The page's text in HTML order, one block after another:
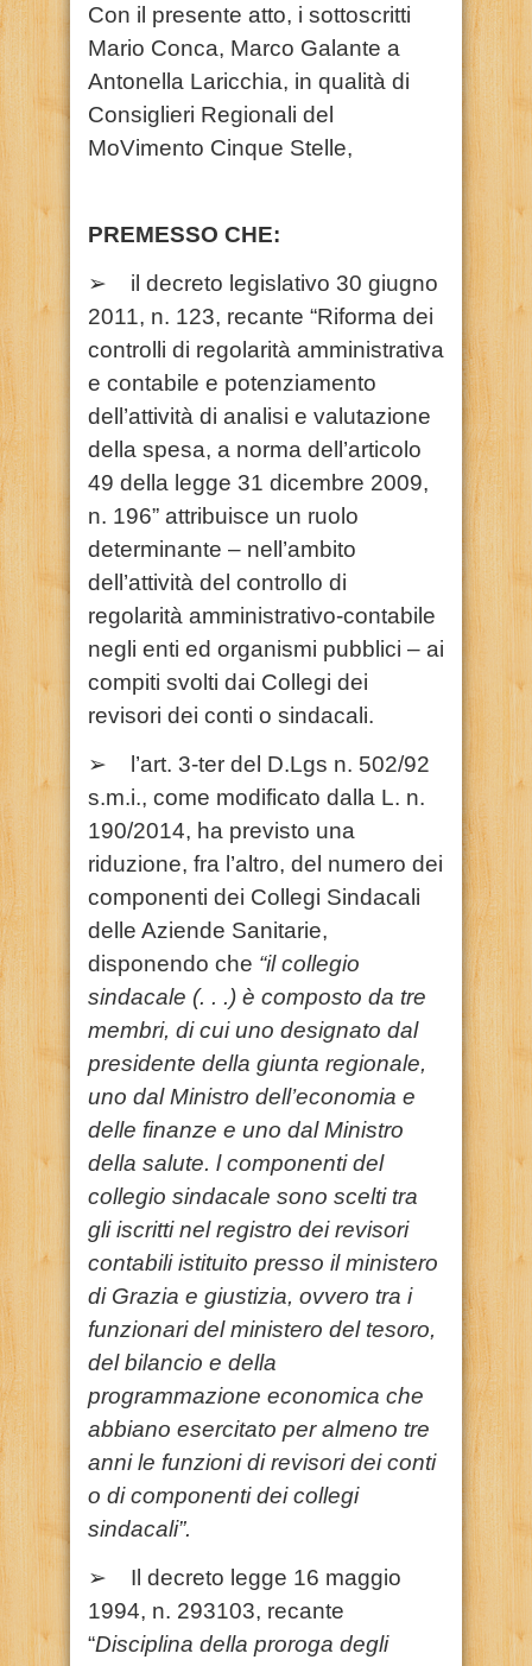
Con il presente atto, i sottoscritti
Mario Conca, Marco Galante a
Antonella Laricchia, in qualità di
Consiglieri Regionali del
MoVimento Cinque Stelle,
PREMESSO CHE:
➢ il decreto legislativo 30 giugno
2011, n. 123, recante “Riforma dei
controlli di regolarità amministrativa
e contabile e potenziamento
dell’attività di analisi e valutazione
della spesa, a norma dell’articolo
49 della legge 31 dicembre 2009,
n. 196” attribuisce un ruolo
determinante – nell’ambito
dell’attività del controllo di
regolarità amministrativo-contabile
negli enti ed organismi pubblici – ai
compiti svolti dai Collegi dei
revisori dei conti o sindacali.
➢ l’art. 3-ter del D.Lgs n. 502/92
s.m.i., come modificato dalla L. n.
190/2014, ha previsto una
riduzione, fra l’altro, del numero dei
componenti dei Collegi Sindacali
delle Aziende Sanitarie,
disponendo che “il collegio
sindacale (. . .) è composto da tre
membri, di cui uno designato dal
presidente della giunta regionale,
uno dal Ministro dell’economia e
delle finanze e uno dal Ministro
della salute. l componenti del
collegio sindacale sono scelti tra
gli iscritti nel registro dei revisori
contabili istituito presso il ministero
di Grazia e giustizia, ovvero tra i
funzionari del ministero del tesoro,
del bilancio e della
programmazione economica che
abbiano esercitato per almeno tre
anni le funzioni di revisori dei conti
o di componenti dei collegi
sindacali”.
➢ Il decreto legge 16 maggio
1994, n. 293103, recante
“Disciplina della proroga degli